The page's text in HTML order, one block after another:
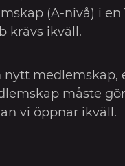
(A-nivå) i en
krävs ikväll.
nytt medlemskap,
måste
vi öppnar ikväll.